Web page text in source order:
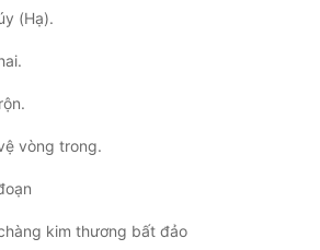
(Hạ).
vòng trong.
kim thương bất đảo